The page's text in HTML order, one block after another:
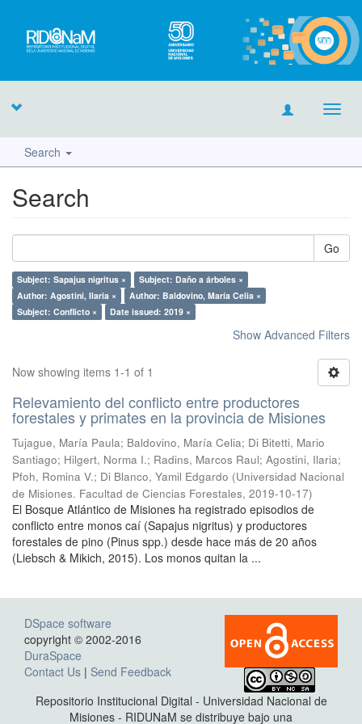
Search
Search
Go
Subject: Sapajus nigritus ×
Subject: Daño a árboles ×
Author: Agostini, Ilaria ×
Author: Baldovino, María Celia ×
Subject: Conflicto ×
Date issued: 2019 ×
Show Advanced Filters
Now showing items 1-1 of 1
Relevamiento del conflicto entre productores
forestales y primates en la provincia de Misiones
Tujague, María Paula; Baldovino, María Celia; Di Bitetti, Mario
Santiago; Hilgert, Norma I.; Radins, Marcos Raul; Agostini, Ilaria;
Pfoh, Romina V.; Di Blanco, Yamil Edgardo (Universidad Nacional
de Misiones. Facultad de Ciencias Forestales, 2019-10-17)
El Bosque Atlántico de Misiones ha registrado episodios de
conflicto entre monos caí (Sapajus nigritus) y productores
forestales de pino (Pinus spp.) desde hace más de 20 años
(Liebsch & Mikich, 2015). Los monos quitan la ...
DSpace software
copyright © 2002-2016
DuraSpace
Contact Us | Send Feedback
Repositorio Institucional Digital - Universidad Nacional de
Misiones - RIDUNaM se distribuye bajo una